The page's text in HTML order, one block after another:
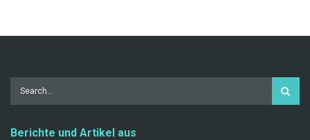
Berichte und Artikel aus